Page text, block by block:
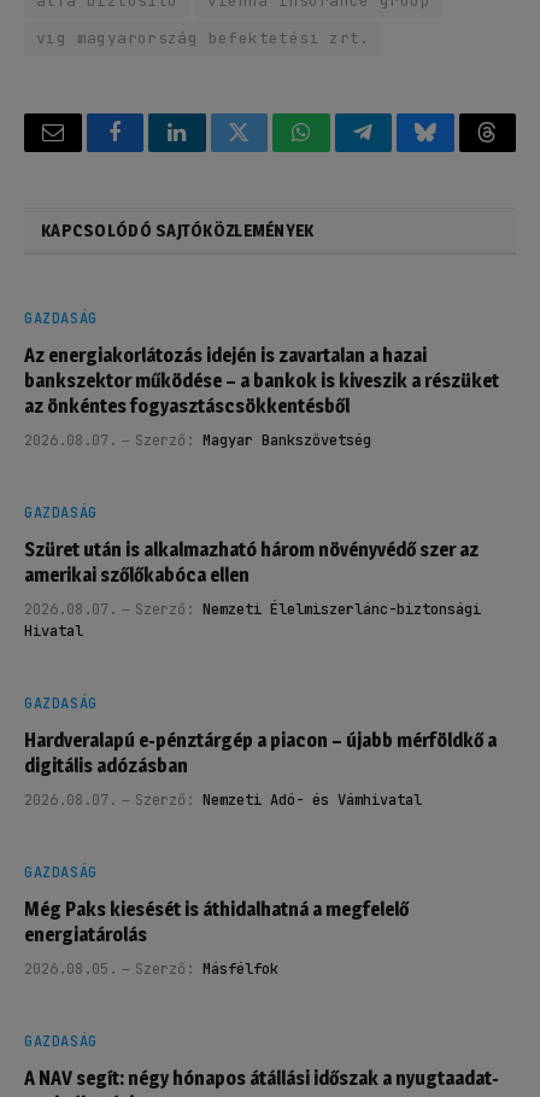
vig magyarország befektetési zrt.
Email FacebookLinkedInTwitterWhatsAppTelegramBluesky
KAPCSOLÓDÓ SAJTÓKÖZLEMÉNYEK
GAZDASÁG
Az energiakorlátozás idején is zavartalan a hazai
bankszektor működése – a bankok is kiveszik a részüket
az önkéntes fogyasztáscsökkentésből
2026.08.07. Szerző: Magyar Bankszövetség
GAZDASÁG
Szüret után is alkalmazható három növényvédő szer az
amerikai szőlőkabóca ellen
2026.08.07. Szerző: Nemzeti Élelmiszerlánc-biztonsági
Hivatal
GAZDASÁG
Hardveralapú e-pénztárgép a piacon – újabb mérföldkő a
digitális adózásban
2026.08.07. Szerző: Nemzeti Adó- és Vámhivatal
GAZDASÁG
Még Paks kiesését is áthidalhatná a megfelelő
energiatárolás
2026.08.05. Szerző: Másfélfok
GAZDASÁG
A NAV segít: négy hónapos átállási időszak a nyugtaadat-